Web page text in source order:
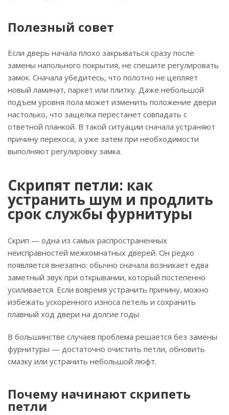
Полезный совет
Если дверь начала плохо закрываться сразу после
замены напольного покрытия, не спешите регулировать
замок. Сначала убедитесь, что полотно не цепляет
новый ламинат, паркет или плитку. Даже небольшой
подъем уровня пола может изменить положение двери
настолько, что защелка перестанет совпадать с
ответной планкой. В такой ситуации сначала устраняют
причину перекоса, а уже затем при необходимости
выполняют регулировку замка.
Скрипят петли: как
устранить шум и продлить
срок службы фурнитуры
Скрип — одна из самых распространенных
неисправностей межкомнатных дверей. Он редко
появляется внезапно: обычно сначала возникает едва
заметный звук при открывании, который постепенно
усиливается. Если вовремя устранить причину, можно
избежать ускоренного износа петель и сохранить
плавный ход двери на долгие годы.
В большинстве случаев проблема решается без замены
фурнитуры — достаточно очистить петли, обновить
смазку или устранить небольшой люфт.
Почему начинают скрипеть
петли